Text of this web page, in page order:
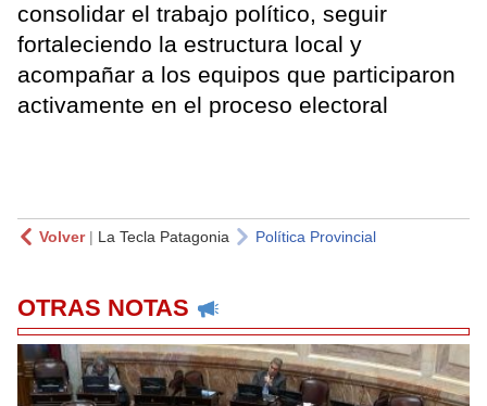
consolidar el trabajo político, seguir
fortaleciendo la estructura local y
acompañar a los equipos que participaron
activamente en el proceso electoral
Volver| La Tecla Patagonia Política Provincial
OTRAS NOTAS